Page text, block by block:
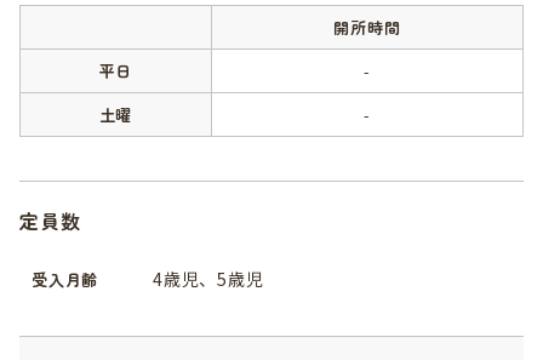
開所時間
平日
-
土曜
-
定員数
受入月齢 4歳児、5歳児